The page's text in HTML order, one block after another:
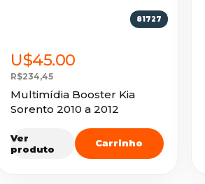
81727
U$45.00
R$234,45
Multimídia Booster Kia
Sorento 2010 a 2012
Ver
produto
Carrinho